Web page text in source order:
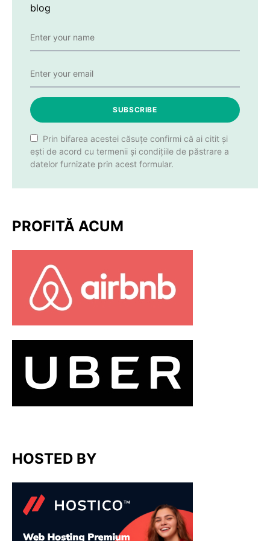
blog
SUBSCRIBE
Prin bifarea acestei căsuțe confirmi că ai citit și
ești de acord cu termenii și condițiile de păstrare a
datelor furnizate prin acest formular.
PROFITĂ ACUM
HOSTED BY